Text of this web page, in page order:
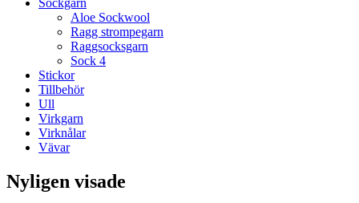
Aloe Sockwool
Ragg strompegarn
Raggsocksgarn
Sock 4
Stickor
Tillbehör
Ull
Virkgarn
Virknålar
Vävar
Nyligen visade